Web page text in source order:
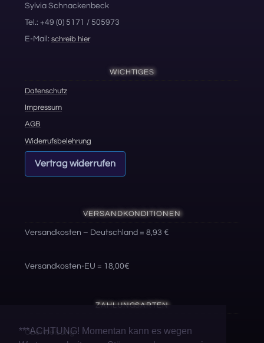
Sylvia Schnackenbeck
Tel.: +49 (0) 5171 / 505973
E-Mail:schreib hier
WICHTIGES
Datenschutz
Impressum
AGB
Widerrufsbelehrung
Vertrag widerrufen
VERSANDKONDITIONEN
Versandkosten – Deutschland = 8,93 €
Versandkosten-EU = 18,00€
ZAHLUNGSARTEN
Überweisung
***ACHTUNG! Momentan kann es wegen